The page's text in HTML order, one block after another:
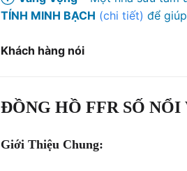
TÍNH MINH BẠCH (chi tiết) để
Khách hàng nói
ĐỒNG HỒ FFR SỐ
Giới Thiệu Chung: